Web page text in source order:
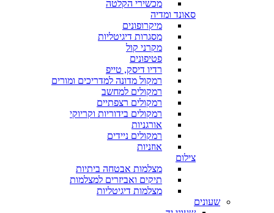
מכשירי הקלטה
סאונד ומדיה
מיקרופונים
מסגרות דיגיטליות
מקרני קול
פטיפונים
רדיו דיסק, טייפ
רמקול מדונה למדריכים ומורים
רמקולים למחשב
רמקולים רצפתיים
רמקולים בידוריות וקריוקי
אורגניות
רמקולים ניידים
אוזניות
צילום
מצלמות אבטחה ביתיות
תיקים ואביזרים למצלמות
מצלמות דיגיטליות
שעונים